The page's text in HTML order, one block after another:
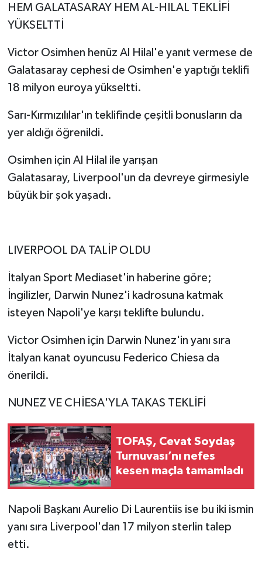
HEM GALATASARAY HEM AL-HILAL TEKLİFİ
YÜKSELTTİ
Victor Osimhen henüz Al Hilal'e yanıt vermese de
Galatasaray cephesi de Osimhen'e yaptığı teklifi
18 milyon euroya yükseltti.
Sarı-Kırmızılılar'ın teklifinde çeşitli bonusların da
yer aldığı öğrenildi.
Osimhen için Al Hilal ile yarışan
Galatasaray, Liverpool'un da devreye girmesiyle
büyük bir şok yaşadı.
LIVERPOOL DA TALİP OLDU
İtalyan Sport Mediaset'in haberine göre;
İngilizler, Darwin Nunez'i kadrosuna katmak
isteyen Napoli'ye karşı teklifte bulundu.
Victor Osimhen için Darwin Nunez'in yanı sıra
İtalyan kanat oyuncusu Federico Chiesa da
önerildi.
NUNEZ VE CHİESA'YLA TAKAS TEKLİFİ
TOFAŞ, Cevat Soydaş
Turnuvası’nı nefes
kesen maçla tamamladı
Napoli Başkanı Aurelio Di Laurentiis ise bu iki ismin
yanı sıra Liverpool'dan 17 milyon sterlin talep
etti.